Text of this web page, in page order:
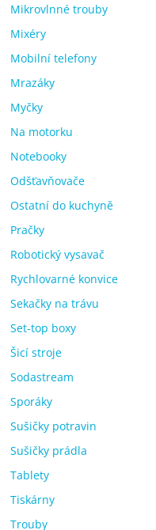
Mikrovlnné trouby
Mixéry
Mobilní telefony
Mrazáky
Myčky
Na motorku
Notebooky
Odšťavňovače
Ostatní do kuchyně
Pračky
Robotický vysavač
Rychlovarné konvice
Sekačky na trávu
Set-top boxy
Šicí stroje
Sodastream
Sporáky
Sušičky potravin
Sušičky prádla
Tablety
Tiskárny
Trouby